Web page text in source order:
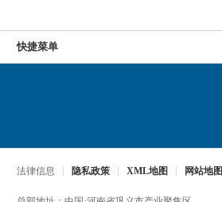
快捷菜单
法律信息 隐私政策 XML地图 网站地图